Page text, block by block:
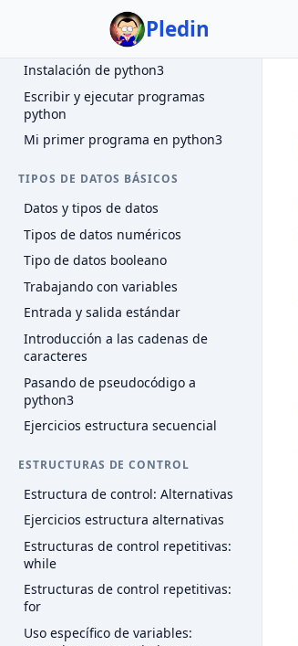
Pledin
INTRODUCCIÓN A PYTHON3
Instalación de python3
Escribir y ejecutar programas
python
Mi primer programa en python3
TIPOS DE DATOS BÁSICOS
Datos y tipos de datos
Tipos de datos numéricos
Tipo de datos booleano
Trabajando con variables
Entrada y salida estándar
Introducción a las cadenas de
caracteres
Pasando de pseudocódigo a
python3
Ejercicios estructura secuencial
ESTRUCTURAS DE CONTROL
Estructura de control: Alternativas
Ejercicios estructura alternativas
Estructuras de control repetitivas:
while
Estructuras de control repetitivas:
for
Uso específico de variables: